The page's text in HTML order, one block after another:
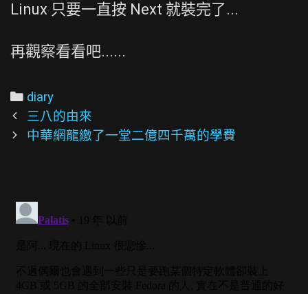
Linux 只要一直按 Next 就裝完了...
再觀察看看吧......
Categories
diary
Post
navigation
三八的由來
中華網龍繳了一堂二億四千萬的學費